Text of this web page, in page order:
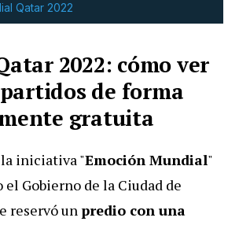
Qatar 2022
2022: cómo ver
de forma
gratuita
iniciativa "Emoción Mundial"
el Gobierno de la Ciudad de
reservó unpredio con una